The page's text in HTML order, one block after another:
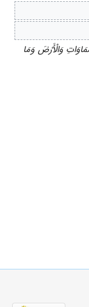
وَالْأَرْضَ وَمَا